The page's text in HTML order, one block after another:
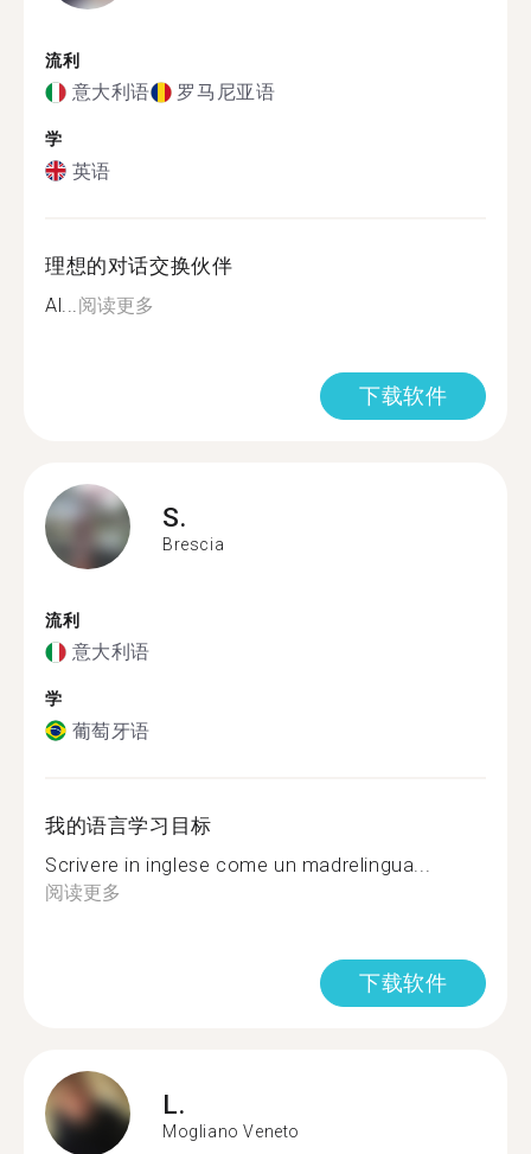
流利
意大利语 罗马尼亚语
学
英语
理想的对话交换伙伴
Al... 阅读更多
下载软件
S.
Brescia
流利
意大利语
学
葡萄牙语
我的语言学习目标
Scrivere in inglese come un madrelingua...
阅读更多
下载软件
L.
Mogliano Veneto